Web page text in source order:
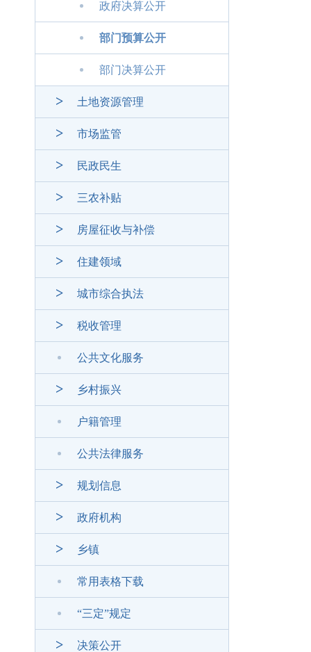
政府决算公开
部门预算公开
部门决算公开
土地资源管理
市场监管
民政民生
三农补贴
房屋征收与补偿
住建领域
城市综合执法
税收管理
公共文化服务
乡村振兴
户籍管理
公共法律服务
规划信息
政府机构
乡镇
常用表格下载
“三定”规定
决策公开